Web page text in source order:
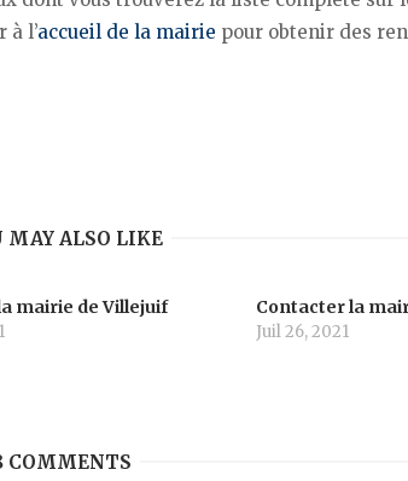
à l’accueil de la mairie pour obtenir des
MAY ALSO LIKE
mairie de Villejuif Contacter la
Juil 26, 2021
COMMENTS